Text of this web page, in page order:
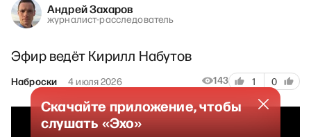
Андрей Захаров
журналист-расследователь
Эфир ведёт Кирилл Набутов
Наброски 4 июля 2026 143 1 0
Скачайте приложение, чтобы
слушать «Эхо»